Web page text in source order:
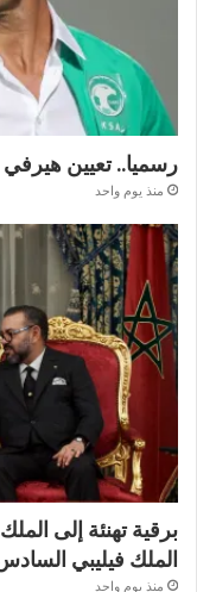
رسميا.. تعيين هيرفي
منذ يوم واحد
برقية تهنئة إلى
الملك فيليبي
منذ يوم واحد